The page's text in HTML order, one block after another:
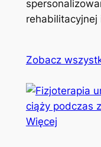
rehabilitacyjnej
Zobacz
Więcej